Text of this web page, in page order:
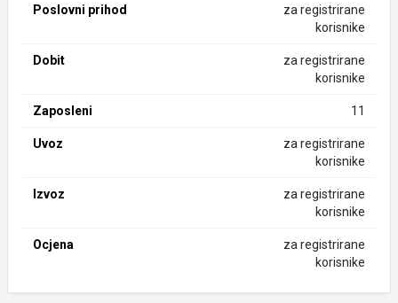
Poslovni prihod
za registrirane
korisnike
Dobit
za registrirane
korisnike
Zaposleni 11
Uvoz
za registrirane
korisnike
Izvoz
za registrirane
korisnike
Ocjena
za registrirane
korisnike